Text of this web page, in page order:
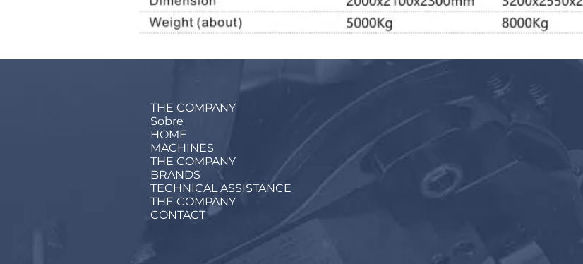
THE COMPANY
Sobre
HOME
MACHINES
THE COMPANY
BRANDS
TECHNICAL ASSISTANCE
THE COMPANY
CONTACT